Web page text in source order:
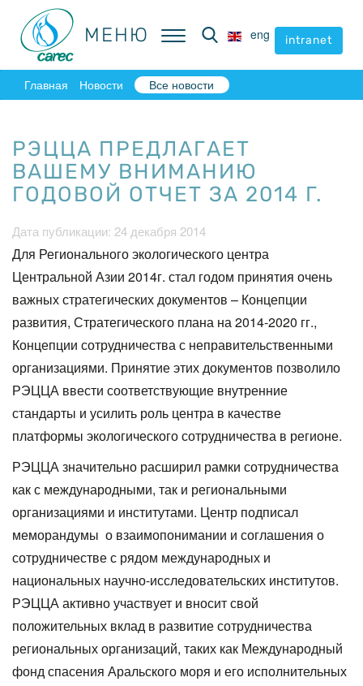
МЕНЮ eng intranet
МЕНЮ eng intranet
Главная Новости Все новости
РЭЦЦА ПРЕДЛАГАЕТ
ВАШЕМУ ВНИМАНИЮ
ГОДОВОЙ ОТЧЕТ ЗА 2014 Г.
Дата публикации: 24 декабря 2014
Для Регионального экологического центра
Центральной Азии 2014г. стал годом принятия очень
важных стратегических документов – Концепции
развития, Стратегического плана на 2014-2020 гг.,
Концепции сотрудничества с неправительственными
организациями. Принятие этих документов позволило
РЭЦЦА ввести соответствующие внутренние
стандарты и усилить роль центра в качестве
платформы экологического сотрудничества в регионе.
РЭЦЦА значительно расширил рамки сотрудничества
как с международными, так и региональными
организациями и институтами. Центр подписал
меморандумы о взаимопонимании и соглашения о
сотрудничестве с рядом международных и
национальных научно-исследовательских институтов.
РЭЦЦА активно участвует и вносит свой
положительных вклад в развитие сотрудничества
региональных организаций, таких как Международный
фондспасения Аральского моря и его исполнительных